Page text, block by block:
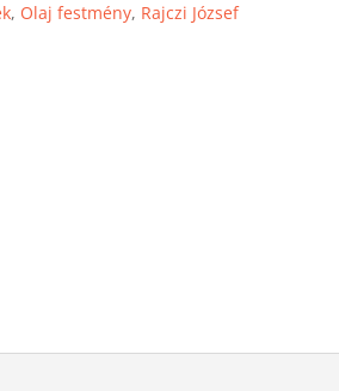
, Olaj festmény, Rajczi József